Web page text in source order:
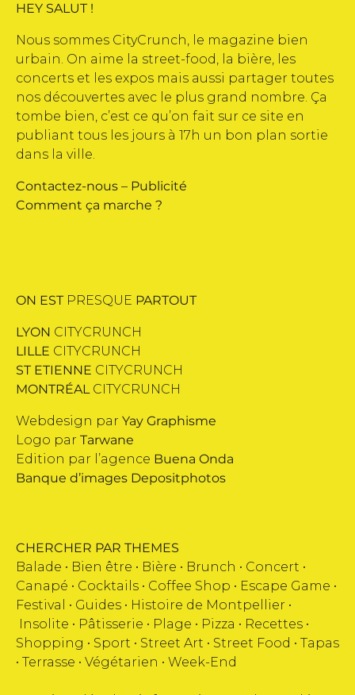
HEY SALUT !
Nous sommes CityCrunch, le magazine bien
urbain. On aime la street-food, la bière, les
concerts et les expos mais aussi partager toutes
nos découvertes avec le plus grand nombre. Ça
tombe bien, c’est ce qu’on fait sur ce site en
publiant tous les jours à 17h un bon plan sortie
dans la ville.
Contactez-nous – Publicité
Comment ça marche ?
ON EST PRESQUE PARTOUT
LYON CITYCRUNCH
LILLE CITYCRUNCH
ST ETIENNE CITYCRUNCH
MONTRÉALCITYCRUNCH
Webdesign par Yay Graphisme
Logo par Tarwane
Edition par l’agence Buena Onda
Banque d’images Depositphotos
CHERCHER PAR THEMES
Balade • Bien être • Bière • Brunch • Concert •
Canapé • Cocktails • Coffee Shop • Escape Game •
Festival
• Guides • Histoire de Montpellier •
Insolite • Pâtisserie • Plage • Pizza • Recettes •
Shopping • Sport • Street Art • Street Food • Tapas
• Terrasse • Végétarien • Week-End